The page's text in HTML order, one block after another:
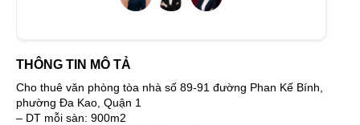
THÔNG TIN MÔ TẢ
Cho thuê văn phòng tòa nhà số 89-91 đường Phan Kế Bính,
phường Đa Kao, Quận 1
– DT mỗi sàn: 900m2